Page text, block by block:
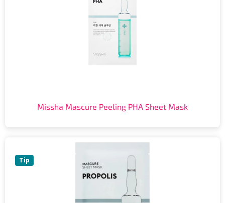
Missha Mascure Peeling PHA Sheet Mask
Tip